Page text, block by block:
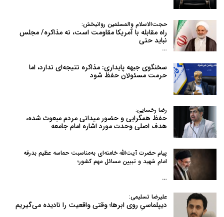
حجت‌الاسلام والمسلمین روانبخش:
راه مقابله با آمریکا مقاومت است، نه مذاکره/ مجلس
نباید حتی
…
سخنگوی جبهه پایداری: مذاکره نتیجه‌ای ندارد، اما
حرمت مسئولان حفظ شود
رضا رخسایی:
حفظ همگرایی و حضور میدانی مردم مبعوث شده،
هدف اصلی وحدت مورد اشاره امام جامعه
پیام حضرت آیت‌الله خامنه‌ای به‌مناسبت حماسه عظیم بدرقه
امام شهید و تبیین مسائل مهم کشور؛
…
علیرضا تسلیمی:
دیپلماسیِ روی ابرها؛ وقتی واقعیت را نادیده می‌گیریم